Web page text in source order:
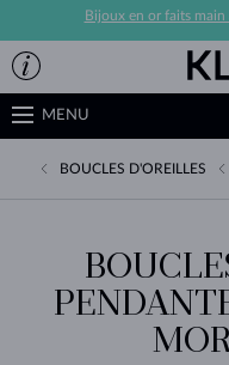
Bijoux en or faits main
MENU
BOUCLES D'OREILLES